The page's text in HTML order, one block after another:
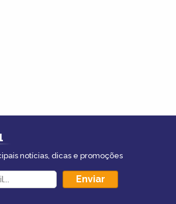
notícias, dicas e promoções